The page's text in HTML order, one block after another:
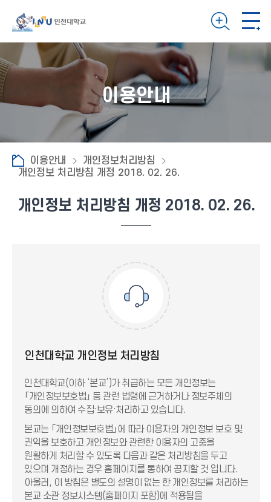
이용안내
이용안내
개인정보처리방침
개인정보 처리방침 개정 2018. 02. 26.
개인정보 처리방침 개정 2018. 02. 26.
인천대학교 개인정보 처리방침
인천대학교(이하 ‘본교’)가 취급하는 모든 개인정보는
「개인정보보호법」 등 관련 법령에 근거하거나 정보주체의
동의에 의하여 수집·보유·처리하고 있습니다.
본교는 「개인정보보호법」에 따라 이용자의 개인정보 보호 및
권익을 보호하고 개인정보와 관련한 이용자의 고충을
원활하게 처리할 수 있도록 다음과 같은 처리방침을 두고
있으며 개정하는 경우 홈페이지를 통하여 공지할 것 입니다.
아울러, 이 방침은 별도의 설명이 없는 한 개인정보를 처리하는
본교 소관 정보시스템(홈페이지 포함)에 적용됨을